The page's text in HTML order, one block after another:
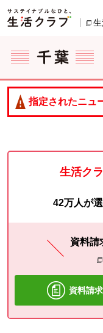
ページの先頭です。
ここからサイト内共通
サイト内共通メニュー
サイト内共通メニュー
指定されたニュ
生活ク
42万人が
資料請
資料請求